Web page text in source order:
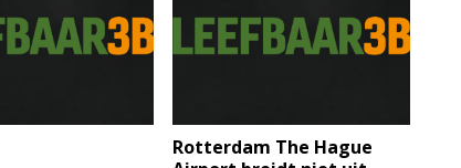
Rotterdam The Hague